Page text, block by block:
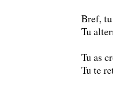
Bref,
Tu
Tu as
Tu te